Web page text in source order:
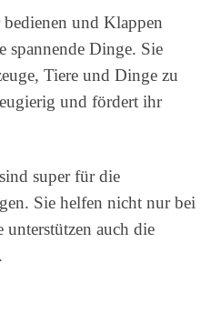
und Klappen
spannende Dinge. Sie
Tiere und Dinge zu
und fördert ihr
sind super für die
Sie helfen nicht nur bei
unterstützen auch die
.